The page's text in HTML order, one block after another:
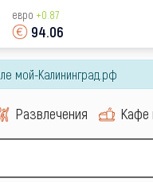
евро +0.87
94.06
мой-Калининград.рф
Развлечения Кафе